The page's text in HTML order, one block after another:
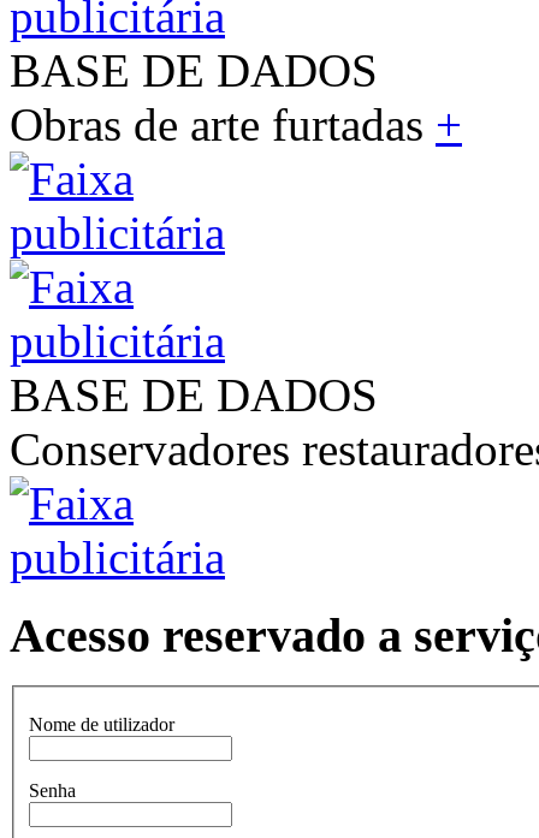
BASE DE DADOS
Obras de arte furtadas +
BASE DE DADOS
Conservadores
Acesso reservado a
Nome de utilizador
Senha